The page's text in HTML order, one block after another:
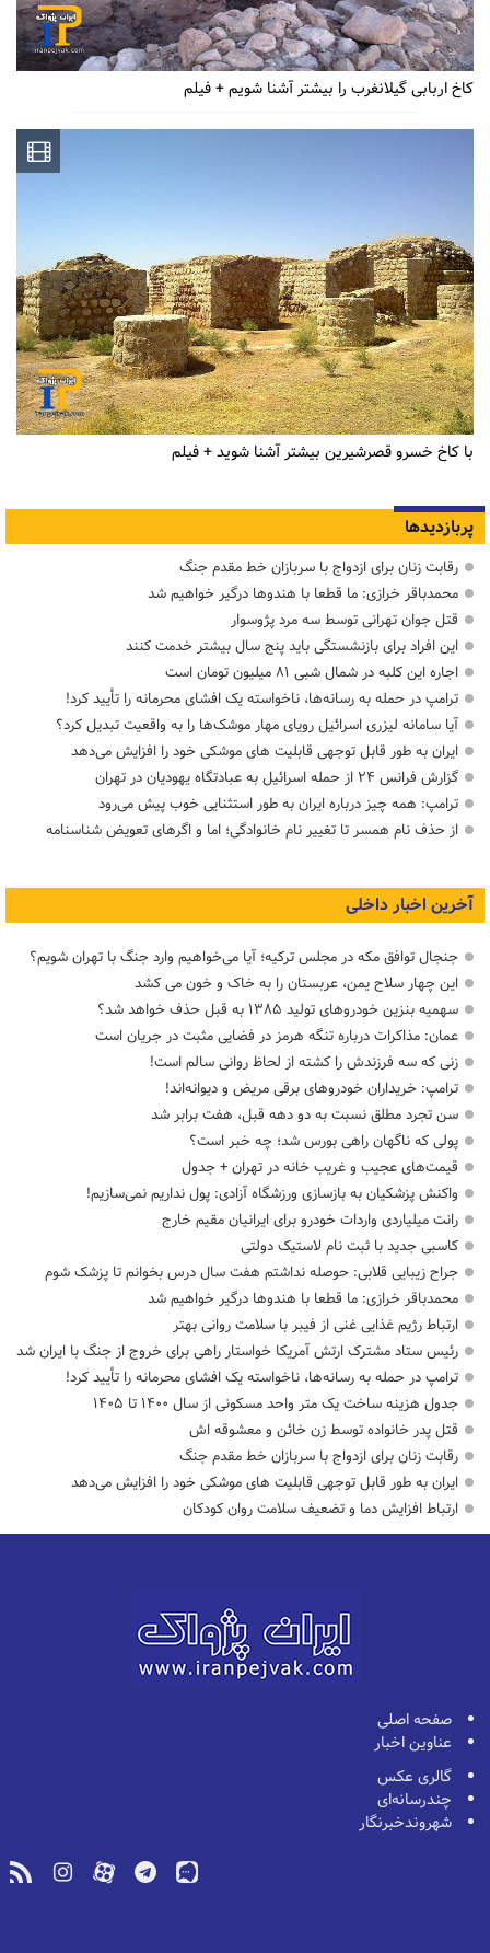
کاخ اربابی گیلانغرب را بیشتر آشنا شویم + فیلم
با کاخ خسرو قصرشیرین بیشتر آشنا شوید + فیلم
پربازدیدها
رقابت زنان برای ازدواج با سربازان خط مقدم جنگ
محمدباقر خرازی: ما قطعا با هندوها درگیر خواهیم شد
قتل جوان تهرانی توسط سه مرد پژوسوار
این افراد برای بازنشستگی باید پنج سال بیشتر خدمت کنند
اجاره این کلبه در شمال شبی ۸۱ میلیون تومان است
ترامپ در حمله‌ به رسانه‌ها، ناخواسته یک افشای محرمانه را تأیید کرد!
آیا سامانه لیزری اسرائیل رویای مهار موشک‌ها را به واقعیت تبدیل کرد؟
ایران به طور قابل توجهی قابلیت های موشکی خود را افزایش می‌دهد
گزارش فرانس ۲۴ از حمله اسرائیل به عبادتگاه یهودیان در تهران
ترامپ: همه چیز درباره ایران به طور استثنایی خوب پیش می‌رود
از حذف نام همسر تا تغییر نام خانوادگی؛ اما و اگرهای تعویض شناسنامه
آخرین اخبار داخلی
جنجال توافق مکه در مجلس ترکیه؛ آیا می‌خواهیم وارد جنگ با تهران شویم؟
این چهار سلاح یمن، عربستان را به خاک و خون می کشد
سهمیه بنزین خودروهای تولید ۱۳۸۵ به قبل حذف خواهد شد؟
عمان: مذاکرات درباره تنگه هرمز در فضایی مثبت در جریان است
زنی که سه فرزندش را کشته از لحاظ روانی سالم است!
ترامپ: خریداران خودروهای برقی مریض و دیوانه‌اند!
سن تجرد مطلق نسبت به دو دهه قبل، هفت برابر شد
پولی که ناگهان راهی بورس شد؛ چه خبر است؟
قیمت‌های عجیب و غریب خانه در تهران + جدول
واکنش پزشکیان به بازسازی ورزشگاه آزادی: پول نداریم نمی‌سازیم!
رانت میلیاردی واردات خودرو برای ایرانیان مقیم خارج
کاسبی جدید با ثبت نام لاستیک دولتی
جراح زیبایی قلابی: حوصله نداشتم هفت سال درس بخوانم تا پزشک شوم
محمدباقر خرازی: ما قطعا با هندوها درگیر خواهیم شد
ارتباط رژیم غذایی غنی از فیبر با سلامت روانی بهتر
رئیس ستاد مشترک ارتش آمریکا خواستار راهی برای خروج از جنگ با ایران شد
ترامپ در حمله‌ به رسانه‌ها، ناخواسته یک افشای محرمانه را تأیید کرد!
جدول هزینه ساخت یک متر واحد مسکونی از سال ۱۴۰۰ تا ۱۴۰۵
قتل پدر خانواده توسط زن خائن و معشوقه اش
رقابت زنان برای ازدواج با سربازان خط مقدم جنگ
ایران به طور قابل توجهی قابلیت های موشکی خود را افزایش می‌دهد
ارتباط افزایش دما و تضعیف سلامت روان کودکان
صفحه اصلی
عناوین اخبار
گالری عکس
چندرسانه‌ای
شهروندخبرنگار